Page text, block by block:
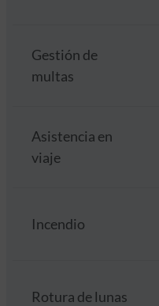
Gestión de
multas
Asistencia en
viaje
Incendio
Rotura de lunas